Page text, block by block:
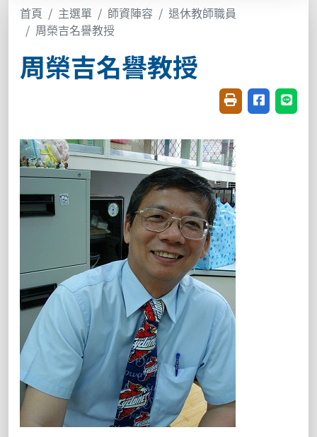
首頁 主選單 師資陣容
退休教師職員
周榮吉名譽教授
周榮吉名譽教授
友善列印(開新視
分享至臉書
分享